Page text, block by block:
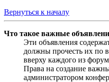
Вернуться к началу
Что такое важные
Эти объявления
должны прочесть их по
вверху каждого из
Права на создание
администратором